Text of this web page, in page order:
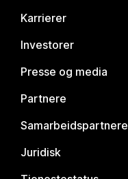
Karrierer
Investorer
Presse og media
Partnere
Samarbeidspartnere
Juridisk